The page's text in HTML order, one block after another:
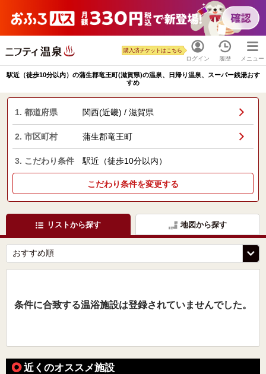
ログイン
購入済チケットはこちら
履歴 メニュー
駅近（徒歩10分以内）の蒲生郡竜王町(滋賀県)の温泉、日帰り温泉、スーパー銭湯おす
すめ
1. 都道府県 関西(近畿) / 滋賀県
2. 市区町村 蒲生郡竜王町
3. こだわり条件 駅近（徒歩10分以内）
こだわり条件を変更する
リストから探す 地図から探す
条件に合致する温浴施設は登録されていませんでした。
近くのオススメ施設